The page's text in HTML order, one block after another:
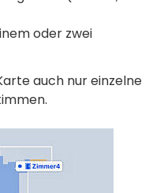
oder zwei
auch nur einzelne